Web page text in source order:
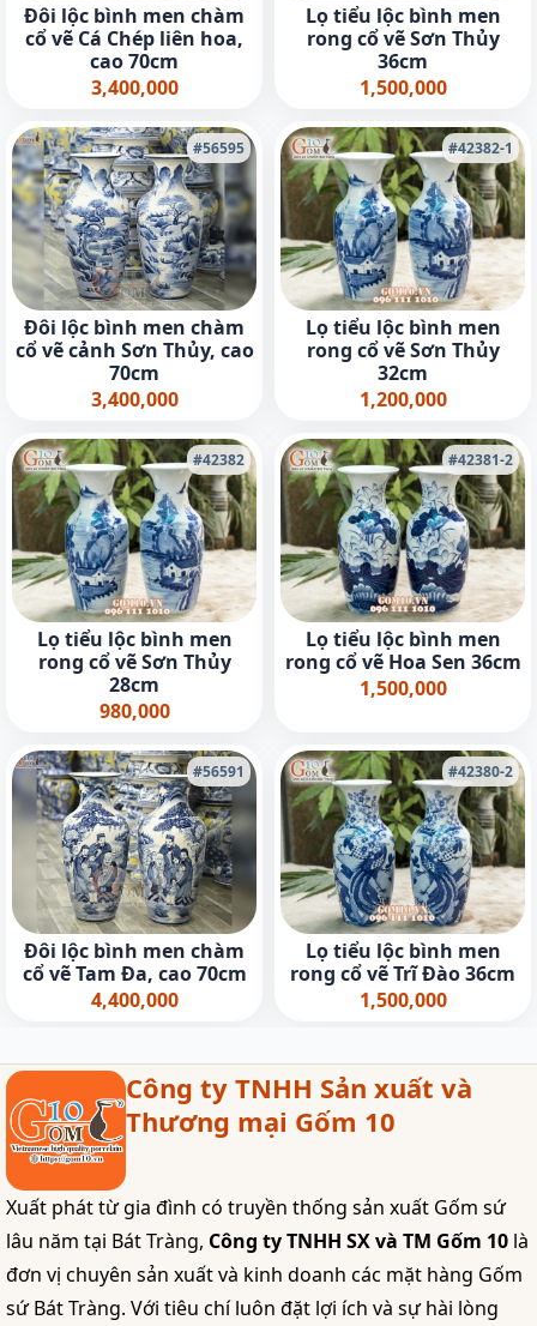
Đôi lộc bình men chàm
cổ vẽ Cá Chép liên hoa,
cao 70cm
3,400,000
Lọ tiểu lộc bình men
rong cổ vẽ Sơn Thủy
36cm
1,500,000
#56595
Đôi lộc bình men chàm
cổ vẽ cảnh Sơn Thủy, cao
70cm
3,400,000
#42382-1
Lọ tiểu lộc bình men
rong cổ vẽ Sơn Thủy
32cm
1,200,000
#42382
Lọ tiểu lộc bình men
rong cổ vẽ Sơn Thủy
28cm
980,000
#42381-2
Lọ tiểu lộc bình men
rong cổ vẽ Hoa Sen 36cm
1,500,000
#56591
Đôi lộc bình men chàm
cổ vẽ Tam Đa, cao 70cm
4,400,000
#42380-2
Lọ tiểu lộc bình men
rong cổ vẽ Trĩ Đào 36cm
1,500,000
Công ty TNHH Sản xuất và
Thương mại Gốm 10
Xuất phát từ gia đình có truyền thống sản xuất Gốm sứ
lâu năm tại Bát Tràng, Công ty TNHH SX và TM Gốm 10 là
đơn vị chuyên sản xuất và kinh doanh các mặt hàng Gốm
sứ Bát Tràng. Với tiêu chí luôn đặt lợi ích và sự hài lòng